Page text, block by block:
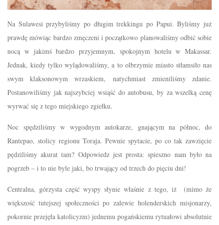
Na Sulawesi przybyliśmy po długim trekkingu po Papui. Byliśmy już
prawdę mówiąc bardzo zmęczeni i początkowo planowaliśmy odbić sobie
nocą w jakimś bardzo przyjemnym, spokojnym hotelu w Makassar.
Jednak, kiedy tylko wylądowaliśmy, a to olbrzymie miasto stłamsiło nas
swym klaksonowym wrzaskiem, natychmiast zmieniliśmy zdanie.
Postanowiliśmy jak najszybciej wsiąść do autobusu, by za wszelką cenę
wyrwać się z tego miejskiego zgiełku.
Noc spędziliśmy w wygodnym autokarze, gnającym na północ, do
Rantepao, stolicy regionu Toraja. Pewnie spytacie, po co tak zawzięcie
pędziliśmy akurat tam? Odpowiedz jest prosta: spieszno nam było na
pogrzeb – i to nie byle jaki, bo trwający od trzech do pięciu dni!
Centralna, górzysta część wyspy słynie właśnie z tego, iż (mimo że
większość tutejszej społeczności po zalewie holenderskich misjonarzy,
pokornie przejęła katolicyzm) jednemu pogańskiemu rytuałowi absolutnie